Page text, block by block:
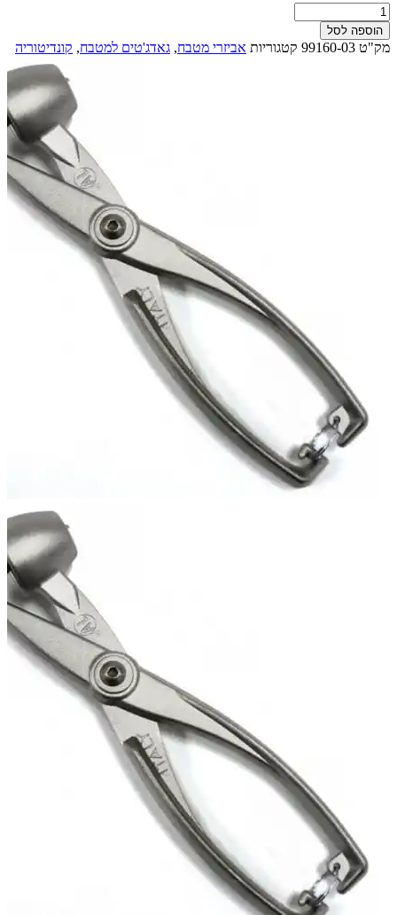
כמות
של
חולץ
חרצנים
הוספה לסל
מק"ט 99160-03 קטגוריות אביזרי מטבח, גאדג'טים למטבח, קונדיטוריה